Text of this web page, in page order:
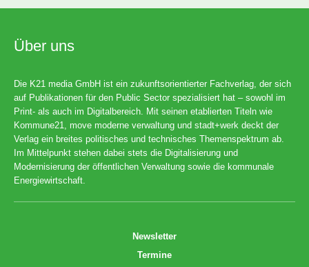
Über uns
Die K21 media GmbH ist ein zukunftsorientierter Fachverlag, der sich
auf Publikationen für den Public Sector spezialisiert hat – sowohl im
Print- als auch im Digitalbereich. Mit seinen etablierten Titeln wie
Kommune21, move moderne verwaltung und stadt+werk deckt der
Verlag ein breites politisches und technisches Themenspektrum ab.
Im Mittelpunkt stehen dabei stets die Digitalisierung und
Modernisierung der öffentlichen Verwaltung sowie die kommunale
Energiewirtschaft.
Newsletter
Termine